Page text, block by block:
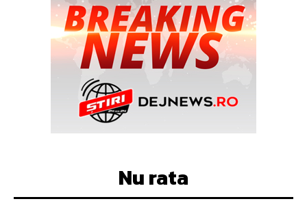
Nu rata